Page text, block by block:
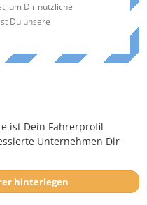
um Dir nützliche
Du unsere
ist Dein Fahrerprofil
Unternehmen Dir
als Fahrer hinterlegen